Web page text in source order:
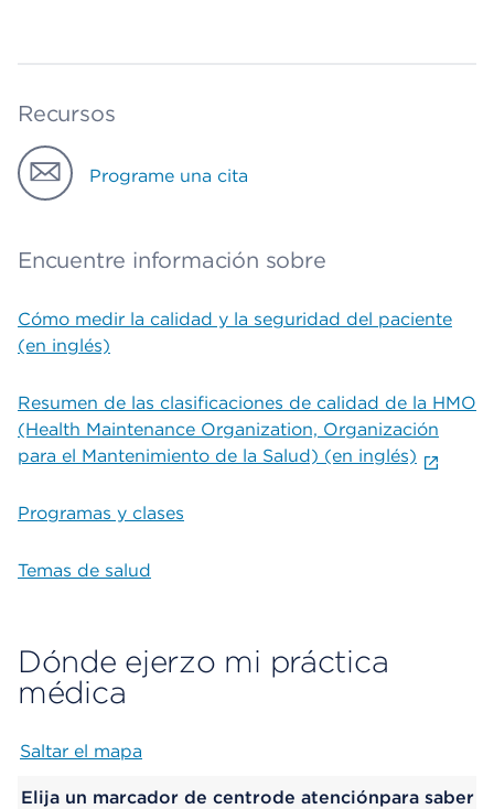
Recursos
Programe una cita
Encuentre información sobre
Cómo medir la calidad y la seguridad del paciente
(en inglés)
Resumen de las clasificaciones de calidad de la HMO
(Health Maintenance Organization, Organización
para el Mantenimiento de la Salud) (en inglés)
Programas y clases
Temas de salud
Dónde ejerzo mi práctica
médica
Saltar el mapa
Elija un marcador de centrode atenciónpara saber